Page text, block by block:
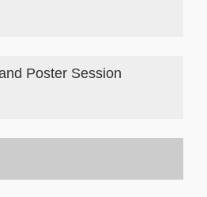
Poster Session